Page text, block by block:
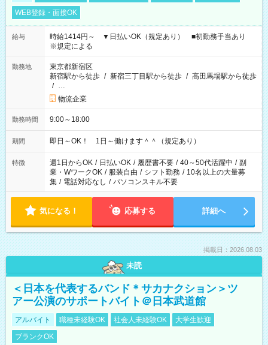
WEB登録・面接OK
給与
時給1414円～ ▼日払いOK（規定あり） ■初勤務手当あり
※規定による
勤務地
東京都新宿区
新宿駅から徒歩 / 新宿三丁目駅から徒歩 / 高田馬場駅から徒歩
/ …
物流企業
勤務時間 9:00～18:00
期間 即日～OK！ 1日～働けます＾＾（規定あり）
特徴 週1日からOK / 日払いOK / 履歴書不要 / 40～50代活躍中 / 副
業・WワークOK / 服装自由 / シフト勤務 / 10名以上の大量募
集 / 電話対応なし / パソコンスキル不要
気になる！ 応募する 詳細へ
掲載日：2026.08.03
未読
＜日本を代表するバンド＊サカナクション＞ツ
アー公演のサポートバイト＠日本武道館
アルバイト 職種未経験OK 社会人未経験OK
大学生歓迎
ブランクOK